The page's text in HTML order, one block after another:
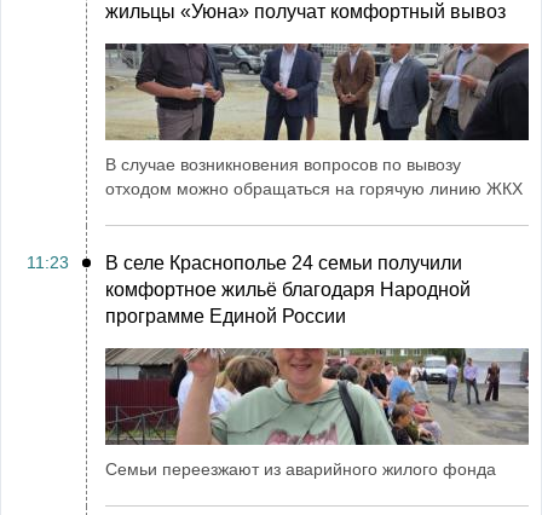
жильцы «Уюна» получат комфортный вывоз
В случае возникновения вопросов по вывозу
отходом можно обращаться на горячую линию ЖКХ
11:23
В селе Краснополье 24 семьи получили
комфортное жильё благодаря Народной
программе Единой России
Семьи переезжают из аварийного жилого фонда